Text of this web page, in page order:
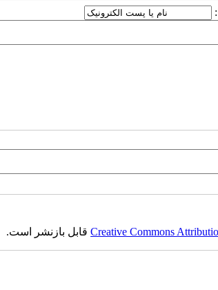
Creative Commonsقابل بازنشر است.